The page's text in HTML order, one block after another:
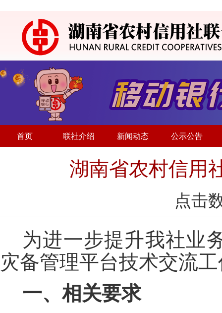
首页 联社介绍 新闻动态 公示公告
湖南省农村信用
点击
为进一步提升我社业
灾备管理平台技术交流
一、相关要求